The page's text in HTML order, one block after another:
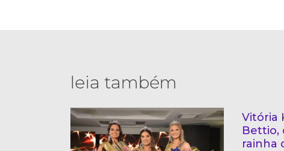
leia também
Vitória
Bettio,
rainha